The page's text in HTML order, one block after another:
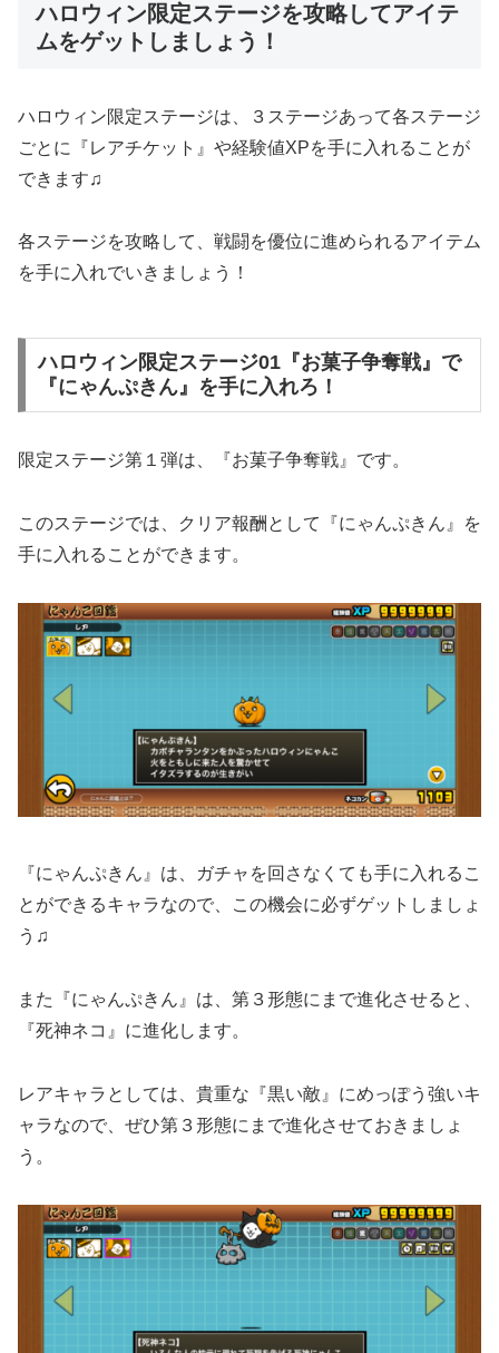
ハロウィン限定ステージを攻略してアイテ
ムをゲットしましょう！
ハロウィン限定ステージは、３ステージあって各ステージ
ごとに『レアチケット』や経験値XPを手に入れることが
できます♫
各ステージを攻略して、戦闘を優位に進められるアイテム
を手に入れでいきましょう！
ハロウィン限定ステージ01『お菓子争奪戦』で
『にゃんぷきん』を手に入れろ！
限定ステージ第１弾は、『お菓子争奪戦』です。
このステージでは、クリア報酬として『にゃんぷきん』を
手に入れることができます。
『にゃんぷきん』は、ガチャを回さなくても手に入れるこ
とができるキャラなので、この機会に必ずゲットしましょ
う♫
また『にゃんぷきん』は、第３形態にまで進化させると、
『死神ネコ』に進化します。
レアキャラとしては、貴重な『黒い敵』にめっぽう強いキ
ャラなので、ぜひ第３形態にまで進化させておきましょ
う。